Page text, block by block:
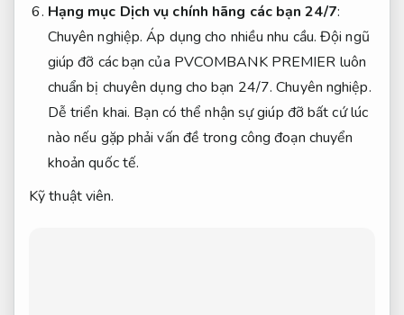
Hạng mục Dịch vụ chính hãng các bạn 24/7:
Chuyên nghiệp. Áp dụng cho nhiều nhu cầu. Đội ngũ
giúp đỡ các bạn của PVCOMBANK PREMIER luôn
chuẩn bị chuyên dụng cho bạn 24/7.Chuyên nghiệp.
Dễ triển khai. Bạn có thể nhận sự giúp đỡ bất cứ lúc
nào nếu gặp phải vấn đề trong công đoạn chuyển
khoản quốc tế.
Kỹ thuật viên.